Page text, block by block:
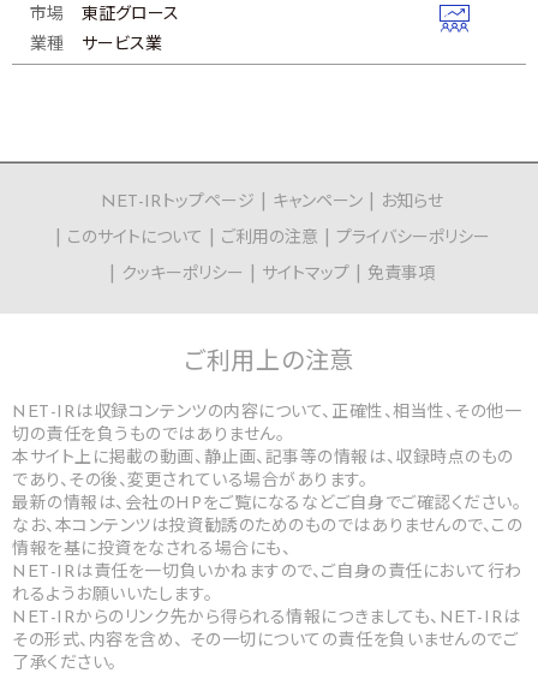
市場
東証グロース
業種
サービス業
NET-IRトップページ キャンペーン
お知らせ
このサイトについて
ご利用の注意
プライバシーポリシー
クッキーポリシー
サイトマップ 免責事項
ご利用上の注意
NET-IRは収録コンテンツの内容について、正確性、相当性、その他一
切の責任を負うものではありません。
本サイト上に掲載の動画、静止画、記事等の情報は、収録時点のもの
であり、その後、変更されている場合があります。
最新の情報は、会社のHPをご覧になるなどご自身でご確認ください。
なお、本コンテンツは投資勧誘のためのものではありませんので、この
情報を基に投資をなされる場合にも、
NET-IRは責任を一切負いかねますので、ご自身の責任において行わ
れるようお願いいたします。
NET-IRからのリンク先から得られる情報につきましても、NET-IRは
その形式、内容を含め、 その一切についての責任を負いませんのでご
了承ください。